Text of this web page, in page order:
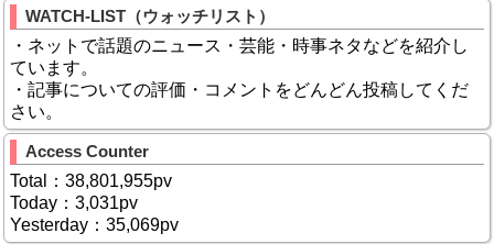
WATCH-LIST（ウォッチリスト）
・ネットで話題のニュース・芸能・時事ネタなどを紹介し
ています。
・記事についての評価・コメントをどんどん投稿してくだ
さい。
Access Counter
Total：38,801,955pv
Today：3,031pv
Yesterday：35,069pv